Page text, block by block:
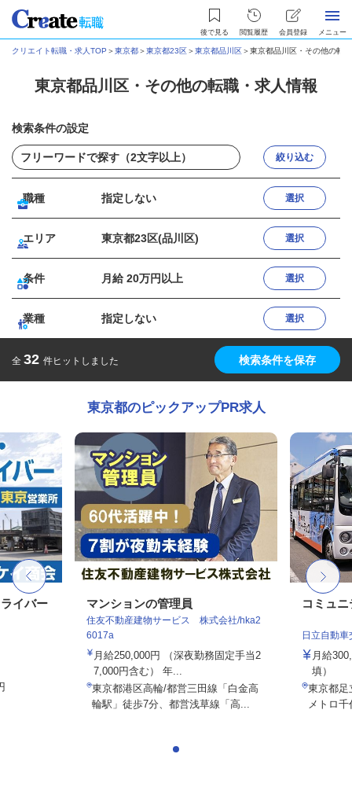
後で見る 閲覧履歴 会員登録 メニュー
クリエイト転職・求人TOP ＞東京都＞東京都23区＞東京都品川区＞東京都品川区・その他の転
東京都品川区・その他の転職・求人情報
検索条件の設定
絞り込む
職種 指定しない 選択
エリア 東京都23区(品川区) 選択
条件 月給 20万円以上 選択
業種 指定しない 選択
全 32 件ヒットしました 検索条件を保存
東京都のピックアップPR求人
イバー マンションの管理員
住友不動産建物サービス 株式会社/hka2
6017a
月給250,000円 （深夜勤務固定手当2
7,000円含む） 年...
東京都港区高輪/都営三田線「白金高
輪駅」徒歩7分、都営浅草線「高...
コミュ
日立自動
月給
填）
東京都足
メトロ